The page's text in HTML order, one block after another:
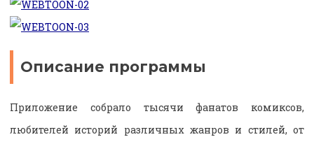
Описание программы
Приложение собрало тысячи фанатов комиксов,
любителей историй различных жанров и стилей, от